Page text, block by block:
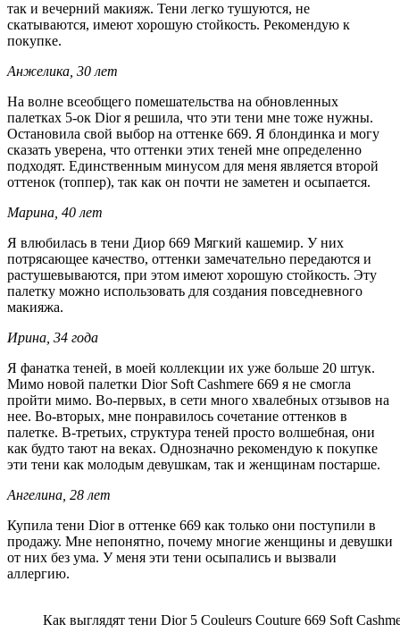
так и вечерний макияж. Тени легко тушуются, не
скатываются, имеют хорошую стойкость. Рекомендую к
покупке.
Анжелика, 30 лет
На волне всеобщего помешательства на обновленных
палетках 5-ок Dior я решила, что эти тени мне тоже нужны.
Остановила свой выбор на оттенке 669. Я блондинка и могу
сказать уверена, что оттенки этих теней мне определенно
подходят. Единственным минусом для меня является второй
оттенок (топпер), так как он почти не заметен и осыпается.
Марина, 40 лет
Я влюбилась в тени Диор 669 Мягкий кашемир. У них
потрясающее качество, оттенки замечательно передаются и
растушевываются, при этом имеют хорошую стойкость. Эту
палетку можно использовать для создания повседневного
макияжа.
Ирина, 34 года
Я фанатка теней, в моей коллекции их уже больше 20 штук.
Мимо новой палетки Dior Soft Cashmere 669 я не смогла
пройти мимо. Во-первых, в сети много хвалебных отзывов на
нее. Во-вторых, мне понравилось сочетание оттенков в
палетке. В-третьих, структура теней просто волшебная, они
как будто тают на веках. Однозначно рекомендую к покупке
эти тени как молодым девушкам, так и женщинам постарше.
Ангелина, 28 лет
Купила тени Dior в оттенке 669 как только они поступили в
продажу. Мне непонятно, почему многие женщины и девушки
от них без ума. У меня эти тени осыпались и вызвали
аллергию.
Как выглядят тени Dior 5 Couleurs Couture 669 Soft